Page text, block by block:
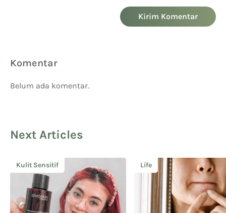
Kirim Komentar
Komentar
Belum ada komentar.
Next Articles
Kulit Sensitif Life